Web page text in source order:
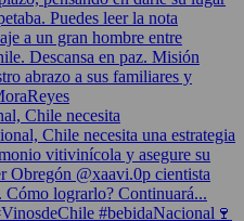
Chile necesita